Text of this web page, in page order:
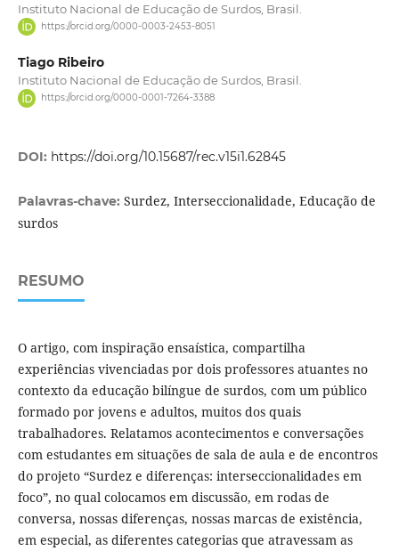
Instituto Nacional de Educação de Surdos, Brasil.
https://orcid.org/0000-0003-2453-8051
Tiago Ribeiro
Instituto Nacional de Educação de Surdos, Brasil.
https://orcid.org/0000-0001-7264-3388
DOI: https://doi.org/10.15687/rec.v15i1.62845
Palavras-chave: Surdez, Interseccionalidade, Educação de
surdos
RESUMO
O artigo, com inspiração ensaística, compartilha
experiências vivenciadas por dois professores atuantes no
contexto da educação bilíngue de surdos, com um público
formado por jovens e adultos, muitos dos quais
trabalhadores. Relatamos acontecimentos e conversações
com estudantes em situações de sala de aula e de encontros
do projeto “Surdez e diferenças: interseccionalidades em
foco”, no qual colocamos em discussão, em rodas de
conversa, nossas diferenças, nossas marcas de existência,
em especial, as diferentes categorias que atravessam as